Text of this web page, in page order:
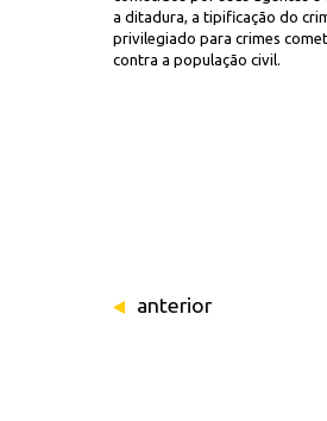
a ditadura, a tipificação do
privilegiado para crimes
contra a população civil.
anterior